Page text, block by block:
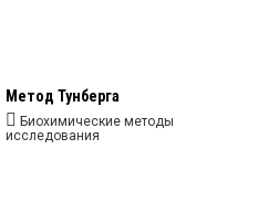
Метод Тунберга
Биохимические методы
исследования